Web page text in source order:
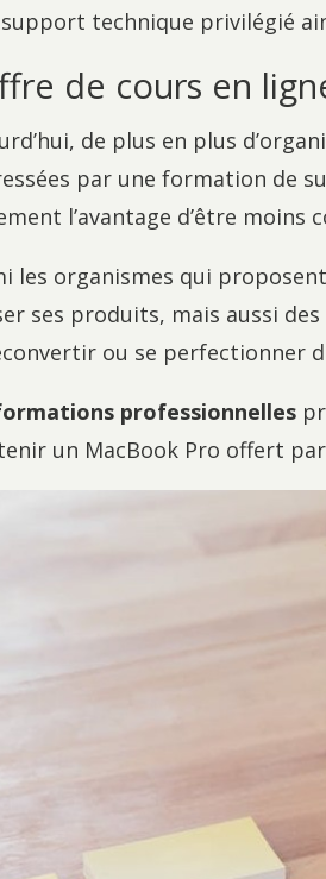
support technique privilégié
de cours en
de plus en plus
par une formation de
l’avantage d’être moins
les organismes qui
ses produits, mais aussi des
ou se perfectionner
professionnelles
un MacBook Pro offert